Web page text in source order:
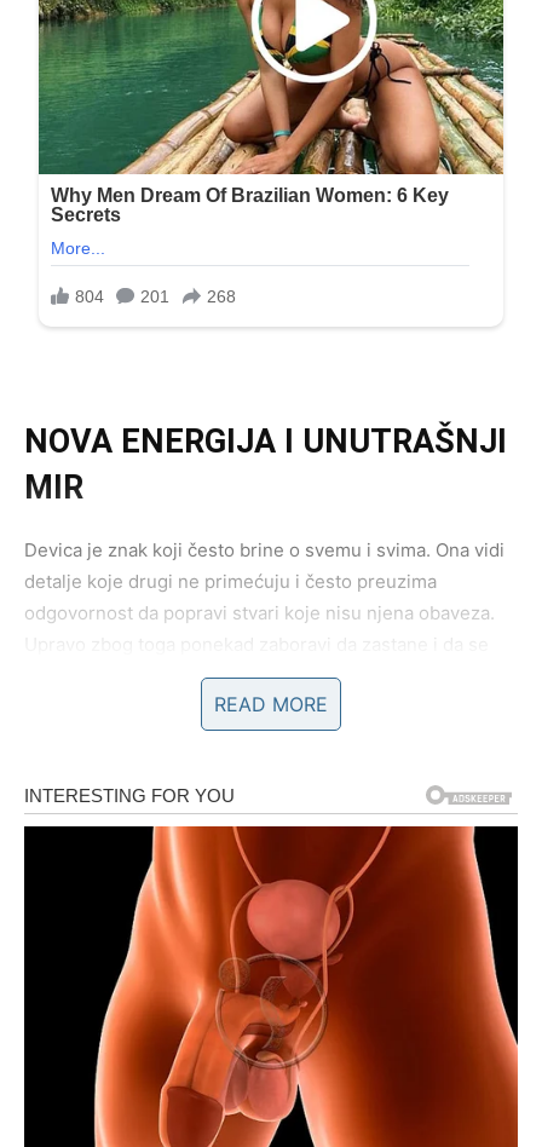
NOVA ENERGIJA I UNUTRAŠNJI
MIR
Devica je znak koji često brine o svemu i svima. Ona vidi
detalje koje drugi ne primećuju i često preuzima
odgovornost da popravi stvari koje nisu njena obaveza.
Upravo zbog toga ponekad zaboravi da zastane i da se
zapita kako se ona sama oseća.
Nova sedmica može doneti trenutke u kojima ćete osetiti
vas je dugo mučila. Možda ćete dobiti odgovor na pitanje
koje vam nije davalo mira.
Devica voli red i jasnoću, a ova sedmica može doneti
upravo to – osećaj da se stvari polako organizuju i da
dolazi period u kojem ćete moći da se fokusirate na ono
što vam je zaista važno.
LJUBAV DONOSI RAZUMEVANJE
Na emotivnom planu nova sedmica može doneti lepe
READ MORE